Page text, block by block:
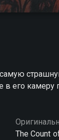
самую
его камеру
The Count